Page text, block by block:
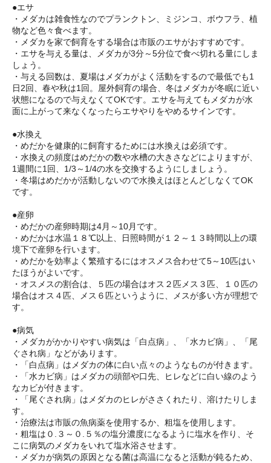
●エサ
・メダカは雑食性なのでプランクトン、ミジンコ、ボウフラ、植
物など色々食べます。
・メダカを家で飼育をする場合は市販のエサがおすすめです。
・エサを与える量は、メダカが3分～5分位で食べ切れる量にしま
しょう。
・与える回数は、夏場はメダカがよく活動をするので最低でも1
日2回、春や秋は1回。屋外飼育の場合、冬はメダカが冬眠に近い
状態になるので与えなくてOKです。エサを与えてもメダカが水
面に上がって来なくなったらエサやりをやめるサインです。
●水換え
・めだかを健康的に飼育するためには水換えは必須です。
・水換えの頻度はめだかの数や水槽の大きさなどによりますが、
1週間に1回、1/3～1/4の水を交換するようにしましょう。
・冬場はめだかが活動しないので水換えはほとんどしなくてOK
です。
●産卵
・めだかの産卵時期は4月～10月です。
・めだかは水温１８℃以上、日照時間が１２～１３時間以上の環
境下で産卵を行います。
・めだかを効率よく繁殖するにはオスメス合わせて5～10匹はい
たほうがよいです。
・オスメスの割合は、５匹の場合はオス２匹メス３匹、１０匹の
場合はオス４匹、メス６匹というように、メスが多い方が理想で
す。
●病気
・メダカがかかりやすい病気は「白点病」、「水カビ病」、「尾
ぐされ病」などがあります。
・「白点病」はメダカの体に白い点々のようなものが付きます。
・「水カビ病」はメダカの頭部や口先、ヒレなどに白い線のよう
なカビが付きます。
・「尾ぐされ病」はメダカのヒレがささくれたり、溶けたりしま
す。
・治療法は市販の魚病薬を使用するか、粗塩を使用します。
・粗塩は０.３～０.５％の塩分濃度になるように塩水を作り、そ
こに病気のメダカをいれて塩水浴させます。
・メダカが病気の原因となる菌は高温になると活動が鈍るため、